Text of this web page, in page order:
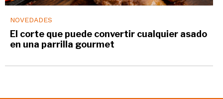
NOVEDADES
El corte que puede convertir cualquier asado
en una parrilla gourmet